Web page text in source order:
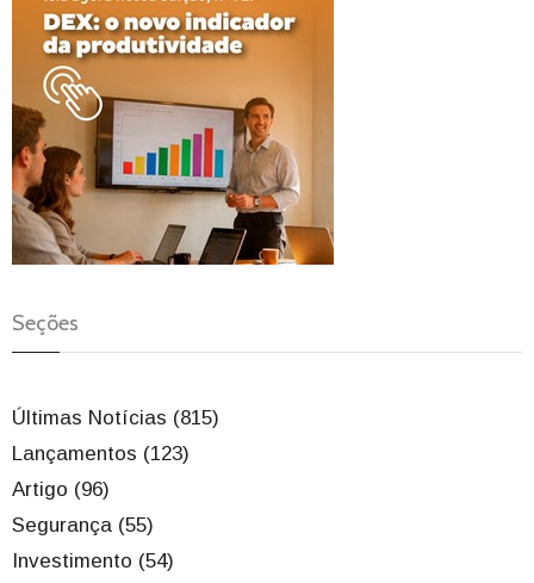
Seções
Últimas Notícias (815)
Lançamentos (123)
Artigo (96)
Segurança (55)
Investimento (54)